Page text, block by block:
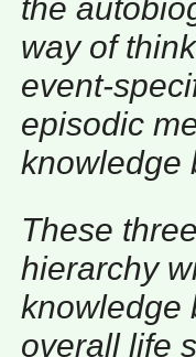
the
way of
event-
episodic
knowledge
These
hierarchy
knowledge
overall life